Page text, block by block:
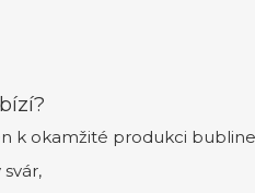
k okamžité produkci